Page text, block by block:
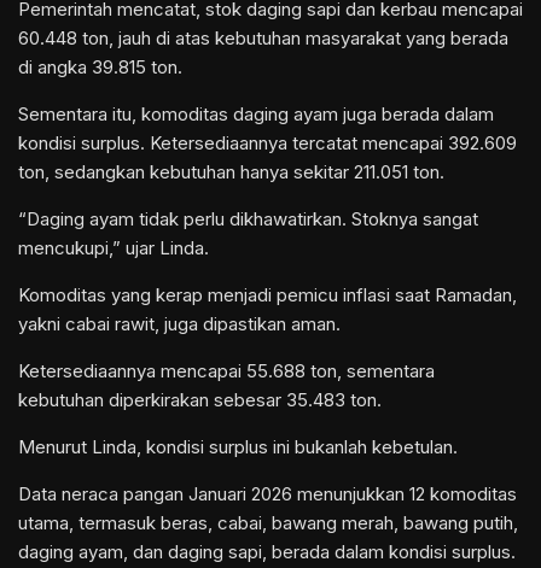
Pemerintah mencatat, stok daging sapi dan kerbau mencapai
60.448 ton, jauh di atas kebutuhan masyarakat yang berada
di angka 39.815 ton.
Sementara itu, komoditas daging ayam juga berada dalam
kondisi surplus. Ketersediaannya tercatat mencapai 392.609
ton, sedangkan kebutuhan hanya sekitar 211.051 ton.
“Daging ayam tidak perlu dikhawatirkan. Stoknya sangat
mencukupi,” ujar Linda.
Komoditas yang kerap menjadi pemicu inflasi saat Ramadan,
yakni cabai rawit, juga dipastikan aman.
Ketersediaannya mencapai 55.688 ton, sementara
kebutuhan diperkirakan sebesar 35.483 ton.
Menurut Linda, kondisi surplus ini bukanlah kebetulan.
Data neraca pangan Januari 2026 menunjukkan 12 komoditas
utama, termasuk beras, cabai, bawang merah, bawang putih,
daging ayam, dan daging sapi, berada dalam kondisi surplus.